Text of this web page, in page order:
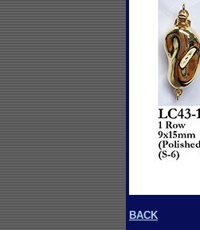
BACK